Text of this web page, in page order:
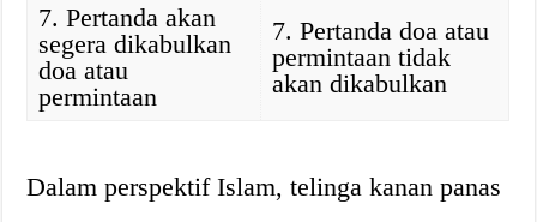
7. Pertanda akan
segera dikabulkan
doa atau
permintaan
7. Pertanda doa atau
permintaan tidak
akan dikabulkan
Dalam perspektif Islam, telinga kanan panas